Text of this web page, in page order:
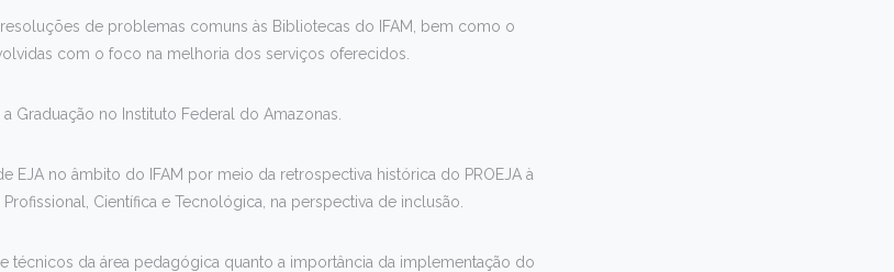
de problemas comuns às Bibliotecas do IFAM, bem como o
com o foco na melhoria dos serviços oferecidos.
Graduação no Instituto Federal do Amazonas.
EJA no âmbito do IFAM por meio da retrospectiva histórica do PROEJA à
Científica e Tecnológica, na perspectiva de inclusão.
técnicos da área pedagógica quanto a importância da implementação do